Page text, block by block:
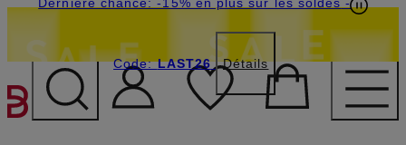
PASSER AU CONTENU
Code:LAST26 Détails